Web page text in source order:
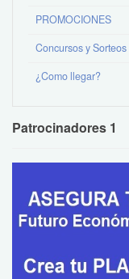
PROMOCIONES
Concursos y Sorteos
¿Como llegar?
Patrocinadores 1